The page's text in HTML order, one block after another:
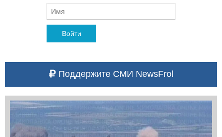
Войти
Поддержите СМИ NewsFrol